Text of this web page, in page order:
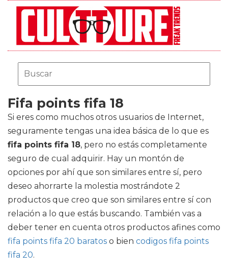
Fifa points fifa 18
Si eres como muchos otros usuarios de Internet,
seguramente tengas una idea básica de lo que es
fifa points fifa 18, pero no estás completamente
seguro de cual adquirir. Hay un montón de
opciones por ahí que son similares entre sí, pero
deseo ahorrarte la molestia mostrándote 2
productos que creo que son similares entre sí con
relación a lo que estás buscando. También vas a
deber tener en cuenta otros productos afines como
fifa points fifa 20 baratos o bien codigos fifa points
fifa 20.